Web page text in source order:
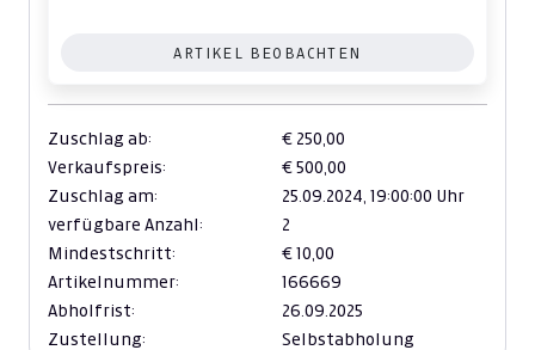
ARTIKEL BEOBACHTEN
Zuschlag ab:
€ 250,00
Verkaufspreis:
€ 500,00
Zuschlag am:
25.09.2024, 19:00:00 Uhr
verfügbare Anzahl:
2
Mindestschritt:
€ 10,00
Artikelnummer:
166669
Abholfrist:
26.09.2025
Zustellung:
Selbstabholung